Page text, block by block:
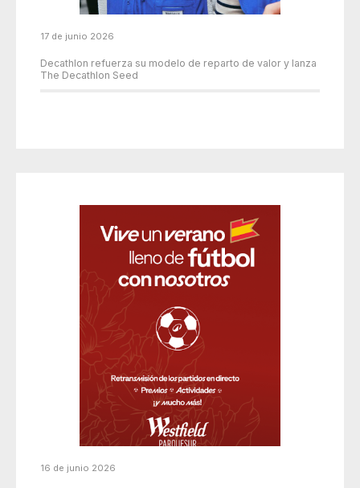
17 de junio 2026
Decathlon refuerza su modelo de reparto de valor y lanza
The Decathlon Seed
16 de junio 2026